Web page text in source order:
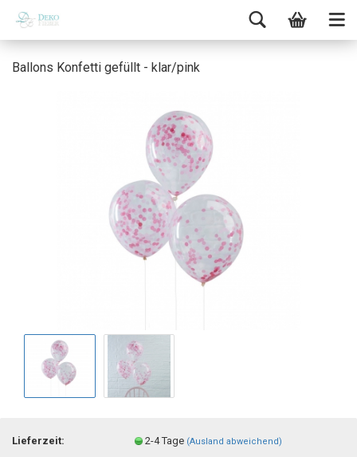
Ballons Konfetti gefüllt - klar/pink
Lieferzeit: 2-4 Tage (Ausland abweichend)